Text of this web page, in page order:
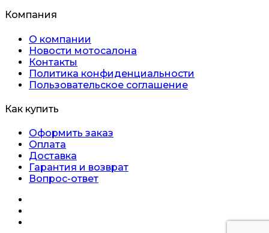
Компания
О компании
Новости мотосалона
Контакты
Политика конфиденциальности
Пользовательское соглашение
Как купить
Оформить заказ
Оплата
Доставка
Гарантия и возврат
Вопрос-ответ